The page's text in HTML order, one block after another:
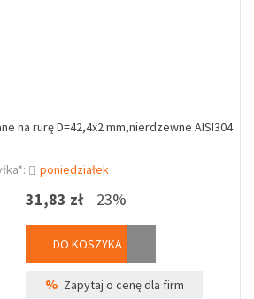
na rurę D=42,4x2 mm,nierdzewne AISI304
poniedziałek
31,83 zł 23%
DO KOSZYKA
% Zapytaj o cenę dla firm